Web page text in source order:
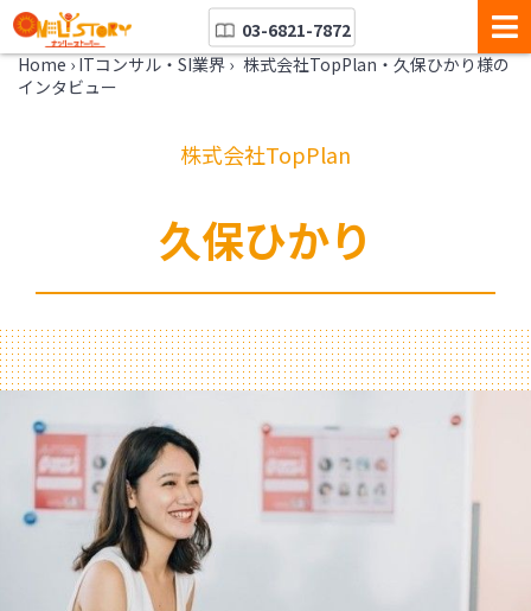
03-6821-7872
Home › ITコンサル・SI業界 › 株式会社TopPlan・久保ひかり様の
インタビュー
株式会社TopPlan
久保ひかり